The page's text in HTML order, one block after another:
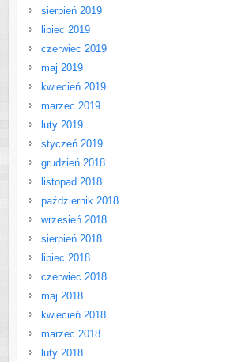
sierpień 2019
lipiec 2019
czerwiec 2019
maj 2019
kwiecień 2019
marzec 2019
luty 2019
styczeń 2019
grudzień 2018
listopad 2018
październik 2018
wrzesień 2018
sierpień 2018
lipiec 2018
czerwiec 2018
maj 2018
kwiecień 2018
marzec 2018
luty 2018